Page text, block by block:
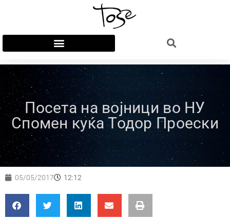
Посета на војници во НУ
Спомен куќа Тодор Проески
05/05/2017 12:12